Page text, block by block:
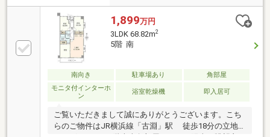
1,899万円
3LDK 68.82m2
5階 南
南向き 駐車場あり
角部屋
モニタ付インターホ
ン
浴室乾燥機 即入居可
ご覧いただきまして誠にありがとうございます。こち
らのご物件はJR横浜線「古淵」駅 徒歩18分の立地